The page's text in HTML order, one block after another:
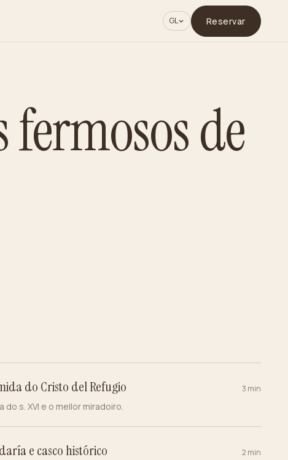
GL Reservar
de
do Cristo del Refugio
do s. XVI e o mellor miradoiro.
3 min
e casco histórico 2 min